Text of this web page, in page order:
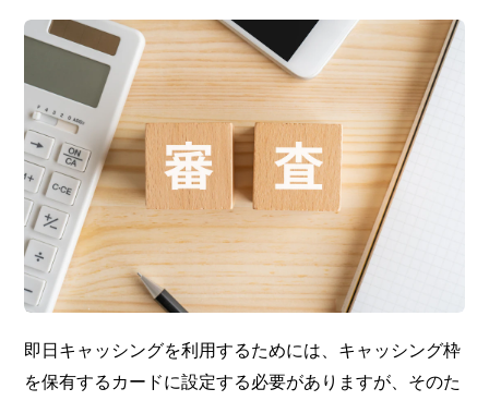
即日キャッシングを利用するためには、キャッシング枠
を保有するカードに設定する必要がありますが、そのた